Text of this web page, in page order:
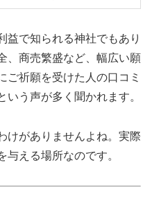
益で知られる神社でもあり
、商売繁盛など、幅広い願
ご祈願を受けた人の口コミ
う声が多く聞かれます。
けがありませんよね。実際
与える場所なのです。